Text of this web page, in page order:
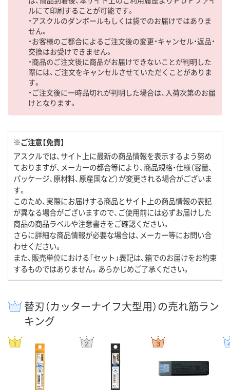
ルにて印刷することが可能です。
・アスクルのダンボールもしくは袋でのお届けではありま
せん。
・お客様のご都合によるご注文後の変更・キャンセル・返品・
交換はお受けできません。
・商品のご注文後に商品がお届けできないことが判明した
際には、ご注文をキャンセルさせていただくことがありま
す。
・ご注文後に一時品切れが判明した場合は、入荷次第のお届
けとなります。
※ご注意【免責】
アスクルでは、サイト上に最新の商品情報を表示するよう努め
ておりますが、メーカーの都合等により、商品規格・仕様（容量、
パッケージ、原材料、原産国など）が変更される場合がございま
す。
このため、実際にお届けする商品とサイト上の商品情報の表記
が異なる場合がございますので、ご使用前には必ずお届けした
商品の商品ラベルや注意書きをご確認ください。
さらに詳細な商品情報が必要な場合は、メーカー等にお問い合
わせください。
また、販売単位における「セット」表記は、箱でのお届けをお約束
するものではありません。あらかじめご了承ください。
替刃（カッターナイフ大型用）の売れ筋ラン
キング